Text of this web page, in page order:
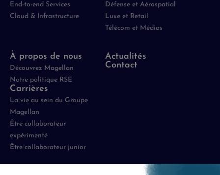
End-to-end Services
Cloud & Infrastructure
Défense et Aérospatial
Luxe et Retail
Télécom et Médias
À propos de nous
Découvrez Magellan
Notre politique RSE
Carrières
La vie au sein du Groupe
Magellan
Être collaborateur
expérimenté
Être collaborateur junior
Actualités
Contact